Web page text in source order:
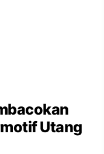
Utang